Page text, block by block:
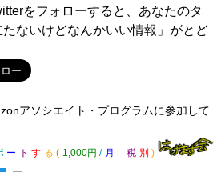
をフォローすると、あなたのタ
ないけどなんかいい情報」がとど
アソシエイト・プログラムに参加して
ー ト す る ( 1,000円 / 月 税 別 )